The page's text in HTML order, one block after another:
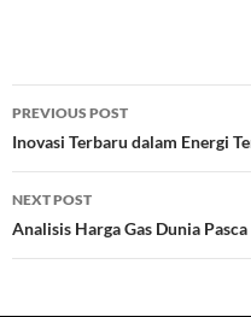
Post
navigation
PREVIOUS POST
Inovasi Terbaru dalam Energi
NEXT POST
Analisis Harga Gas Dunia